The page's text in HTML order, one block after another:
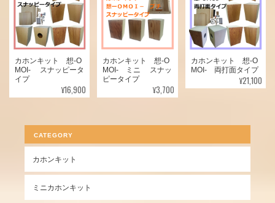
カホンキット 想-O
MOI- スナッピータ
イプ
¥16,900
カホンキット 想-O
MOI- ミニ スナッ
ピータイプ
¥3,700
カホンキット 想-O
MOI- 両打面タイプ
¥21,100
CATEGORY
カホンキット
ミニカホンキット